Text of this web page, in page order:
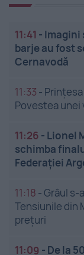
11:41 - Imagini
barje au fost
Cernavodă
11:33 -
Povestea
11:26 - Lionel
schimba
Federației
11:18 -Grâul s-
Tensiunile din
prețuri
11:09 - De la